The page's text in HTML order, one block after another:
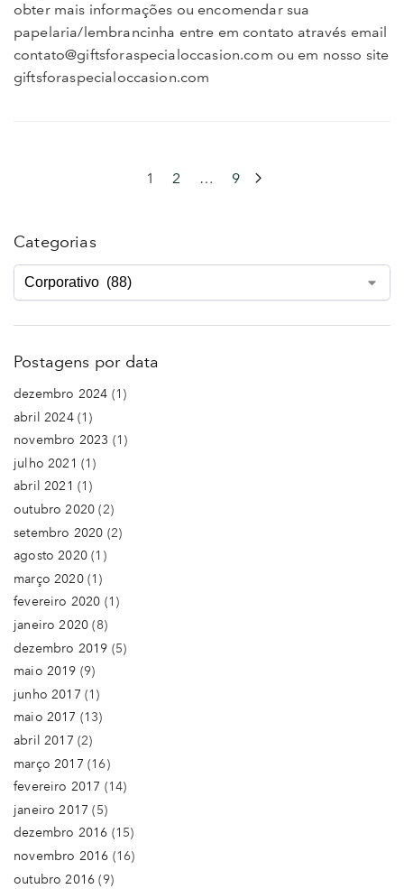
obter mais informações ou encomendar sua
papelaria/lembrancinha entre em contato através email
contato@giftsforaspecialoccasion.com ou em nosso site
giftsforaspecialoccasion.com
1 2 … 9
Categorias
Postagens por data
dezembro 2024 (1)
abril 2024(1)
novembro 2023 (1)
julho 2021 (1)
abril 2021 (1)
outubro 2020 (2)
setembro 2020 (2)
agosto 2020(1)
março 2020(1)
fevereiro 2020 (1)
janeiro 2020 (8)
dezembro 2019 (5)
maio 2019 (9)
junho 2017 (1)
maio 2017 (13)
abril 2017 (2)
março 2017 (16)
fevereiro 2017 (14)
janeiro 2017 (5)
dezembro 2016 (15)
novembro 2016 (16)
outubro 2016 (9)